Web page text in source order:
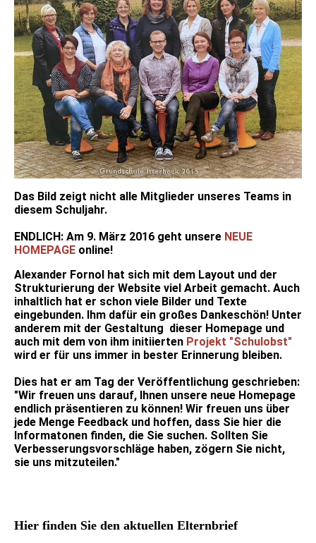
Das Bild zeigt nicht alle Mitglieder unseres Teams in
diesem Schuljahr.
ENDLICH: Am 9. März 2016 geht unsere NEUE
HOMEPAGE online!
Alexander Fornol hat sich mit dem Layout und der
Strukturierung der Website viel Arbeit gemacht. Auch
inhaltlich hat er schon viele Bilder und Texte
eingebunden. Ihm dafür ein großes Dankeschön! Unter
anderem mit der Gestaltung dieser Homepage und
auch mit dem von ihm initiierten Projekt "Schulobst"
wird er für uns immer in bester Erinnerung bleiben.
Dies hat er am Tag der Veröffentlichung geschrieben:
"Wir freuen uns darauf, Ihnen unsere neue Homepage
endlich präsentieren zu können! Wir freuen uns über
jede Menge Feedback und hoffen, dass Sie hier die
Informatonen finden, die Sie suchen. Sollten Sie
Verbesserungsvorschläge haben, zögern Sie nicht,
sie uns mitzuteilen."
Hier finden Sie den aktuellen Elternbrief